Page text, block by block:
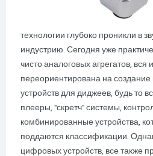
технологии глубоко проникли в
индустрию. Сегодня уже
чисто аналоговых агрегатов, вся
переориентирована на
устройств для диджеев, будь то
плееры, "скретч" системы,
комбинированные устройства,
поддаются классификации.
цифровых устройств, все также